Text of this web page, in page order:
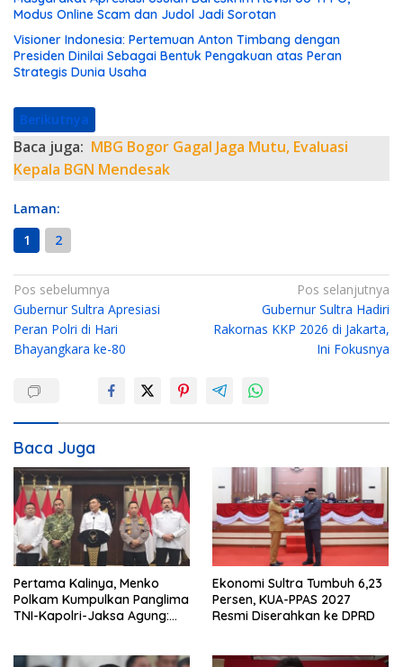
Modus Online Scam dan Judol Jadi Sorotan
Visioner Indonesia: Pertemuan Anton Timbang dengan
Presiden Dinilai Sebagai Bentuk Pengakuan atas Peran
Strategis Dunia Usaha
Berikutnya
Baca juga: MBG Bogor Gagal Jaga Mutu, Evaluasi
Kepala BGN Mendesak
Laman:
1
2
N
a
v
a
s
i
p
o
s
Pos sebelumnya
Gubernur Sultra Apresiasi
Peran Polri di Hari
Bhayangkara ke-80
Pos selanjutnya
Gubernur Sultra Hadiri
Rakornas KKP 2026 di Jakarta,
Ini Fokusnya
Baca Juga
Pertama Kalinya, Menko
Polkam Kumpulkan Panglima
TNI-Kapolri-Jaksa Agung:
Ekonomi Sultra Tumbuh 6,23
Persen, KUA-PPAS 2027
Resmi Diserahkan ke DPRD